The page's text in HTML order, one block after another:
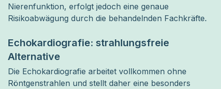
Nierenfunktion, erfolgt jedoch eine genaue
Risikoabwägung durch die behandelnden Fachkräfte.
Echokardiografie: strahlungsfreie
Alternative
Die Echokardiografie arbeitet vollkommen ohne
Röntgenstrahlen und stellt daher eine besonders